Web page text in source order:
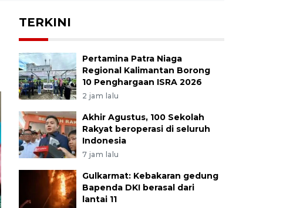
TERKINI
Pertamina Patra Niaga
Regional Kalimantan Borong
10 Penghargaan ISRA 2026
2 jam lalu
Akhir Agustus, 100 Sekolah
Rakyat beroperasi di seluruh
Indonesia
7 jam lalu
Gulkarmat: Kebakaran gedung
Bapenda DKI berasal dari
lantai 11